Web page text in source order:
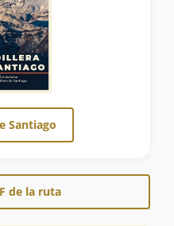
Santiago
de la ruta